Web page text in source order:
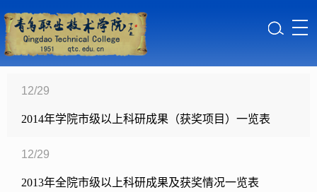
12/29
2014年学院市级以上科研成果（获奖项目）一览表
12/29
2013年全院市级以上科研成果及获奖情况一览表